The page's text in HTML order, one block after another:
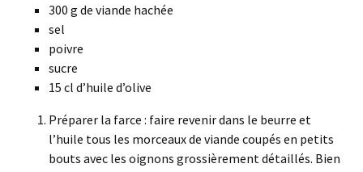
300 g de viande hachée
sel
poivre
sucre
15 cl d’huile d’olive
Préparer la farce : faire revenir dans le beurre et
l’huile tous les morceaux de viande coupés en petits
bouts avec les oignons grossièrement détaillés. Bien